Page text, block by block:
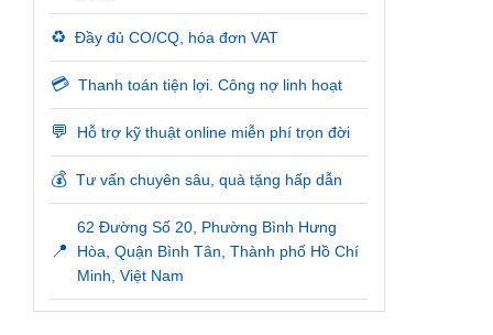
♻️ Đầy đủ CO/CQ, hóa đơn VAT
💳 Thanh toán tiện lợi. Công nợ linh hoạt
💬 Hỗ trợ kỹ thuật online miễn phí trọn đời
💰 Tư vấn chuyên sâu, quà tặng hấp dẫn
📍
62 Đường Số 20, Phường Bình Hưng
Hòa, Quận Bình Tân, Thành phố Hồ Chí
Minh, Việt Nam